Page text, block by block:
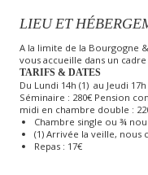
LIEU ET
A la limite de la Bourgogne
vous accueille dans un
TARIFS & DATES
Du Lundi 14h (1) au Jeudi 17h
Séminaire : 280€ Pension
midi en chambre double :
Chambre single ou ¾
(1) Arrivée la veille, nous
Repas : 17€